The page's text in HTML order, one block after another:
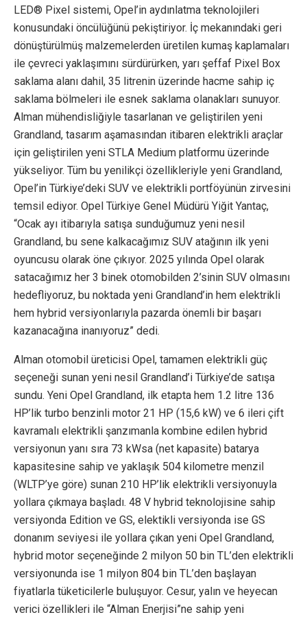
LED® Pixel sistemi, Opel’in aydınlatma teknolojileri
konusundaki öncülüğünü pekiştiriyor. İç mekanındaki geri
dönüştürülmüş malzemelerden üretilen kumaş kaplamaları
ile çevreci yaklaşımını sürdürürken, yarı şeffaf Pixel Box
saklama alanı dahil, 35 litrenin üzerinde hacme sahip iç
saklama bölmeleri ile esnek saklama olanakları sunuyor.
Alman mühendisliğiyle tasarlanan ve geliştirilen yeni
Grandland, tasarım aşamasından itibaren elektrikli araçlar
için geliştirilen yeni STLA Medium platformu üzerinde
yükseliyor. Tüm bu yenilikçi özellikleriyle yeni Grandland,
Opel’in Türkiye’deki SUV ve elektrikli portföyünün zirvesini
temsil ediyor. Opel Türkiye Genel Müdürü Yiğit Yantaç,
“Ocak ayı itibarıyla satışa sunduğumuz yeni nesil
Grandland, bu sene kalkacağımız SUV atağının ilk yeni
oyuncusu olarak öne çıkıyor. 2025 yılında Opel olarak
satacağımız her 3 binek otomobilden 2’sinin SUV olmasını
hedefliyoruz, bu noktada yeni Grandland’in hem elektrikli
hem hybrid versiyonlarıyla pazarda önemli bir başarı
kazanacağına inanıyoruz” dedi.
Alman otomobil üreticisi Opel, tamamen elektrikli güç
seçeneği sunan yeni nesil Grandland’i Türkiye’de satışa
sundu. Yeni Opel Grandland, ilk etapta hem 1.2 litre 136
HP’lik turbo benzinli motor 21 HP (15,6 kW) ve 6 ileri çift
kavramalı elektrikli şanzımanla kombine edilen hybrid
versiyonun yanı sıra 73 kWsa (net kapasite) batarya
kapasitesine sahip ve yaklaşık 504 kilometre menzil
(WLTP’ye göre) sunan 210 HP’lik elektrikli versiyonuyla
yollara çıkmaya başladı. 48 V hybrid teknolojisine sahip
versiyonda Edition ve GS, elektikli versiyonda ise GS
donanım seviyesi ile yollara çıkan yeni Opel Grandland,
hybrid motor seçeneğinde 2 milyon 50 bin TL’den elektrikli
versiyonunda ise 1 milyon 804 bin TL’den başlayan
fiyatlarla tüketicilerle buluşuyor. Cesur, yalın ve heyecan
verici özellikleri ile “Alman Enerjisi”ne sahip yeni